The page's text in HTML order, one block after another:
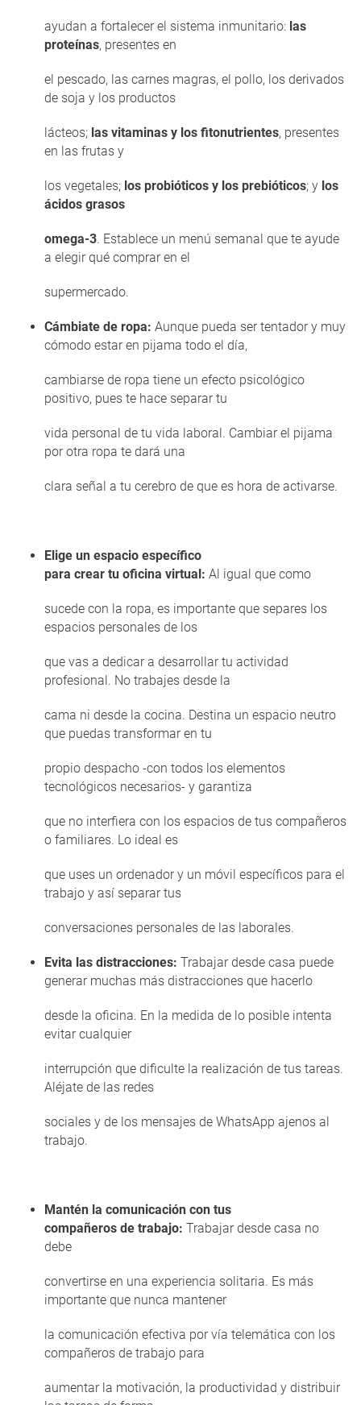
ayudan a fortalecer el sistema inmunitario: las
proteínas, presentes en
el pescado, las carnes magras, el pollo, los derivados
de soja y los productos
lácteos; las vitaminas y los fitonutrientes, presentes
en las frutas y
los vegetales; los probióticos y los prebióticos; y los
ácidos grasos
omega-3. Establece un menú semanal que te ayude
a elegir qué comprar en el
supermercado.
Cámbiate de ropa: Aunque pueda ser tentador y muy
cómodo estar en pijama todo el día,
cambiarse de ropa tiene un efecto psicológico
positivo, pues te hace separar tu
vida personal de tu vida laboral. Cambiar el pijama
por otra ropa te dará una
clara señal a tu cerebro de que es hora de activarse.
Elige un espacio específico
para crear tu oficina virtual: Al igual que como
sucede con la ropa, es importante que separes los
espacios personales de los
que vas a dedicar a desarrollar tu actividad
profesional. No trabajes desde la
cama ni desde la cocina. Destina un espacio neutro
que puedas transformar en tu
propio despacho -con todos los elementos
tecnológicos necesarios- y garantiza
que no interfiera con los espacios de tus compañeros
o familiares. Lo ideal es
que uses un ordenador y un móvil específicos para el
trabajo y así separar tus
conversaciones personales de las laborales.
Evita las distracciones: Trabajar desde casa puede
generar muchas más distracciones que hacerlo
desde la oficina. En la medida de lo posible intenta
evitar cualquier
interrupción que dificulte la realización de tus tareas.
Aléjate de las redes
sociales y de los mensajes de WhatsApp ajenos al
trabajo.
Mantén la comunicación con tus
compañeros de trabajo: Trabajar desde casa no
debe
convertirse en una experiencia solitaria. Es más
importante que nunca mantener
la comunicación efectiva por vía telemática con los
compañeros de trabajo para
aumentar la motivación, la productividad y distribuir